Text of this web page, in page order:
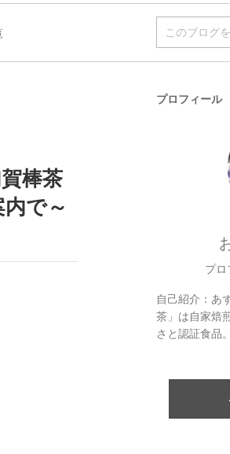
棒茶
で～
プロフィール
プロ
自己紹介： あ
茶」は自家焙
さと認証食品